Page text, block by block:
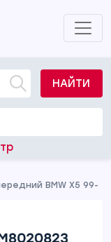
НАЙТИ
BMW X5 99-